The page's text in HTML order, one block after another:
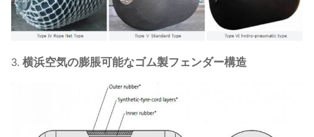
3. 横浜空気の膨脹可能なゴム製フェンダー構造